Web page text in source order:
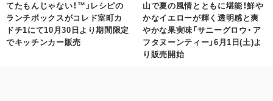
てたもんじゃない！™」レシピの
ランチボックスがコレド室町カ
ドチ1にて10月30日より期間限定
でキッチンカー販売
山で夏の風情とともに堪能！鮮や
かなイエローが輝く透明感と爽
やかな果実味「サニーグロウ・ア
フタヌーンティー」6月1日(土)よ
り販売開始